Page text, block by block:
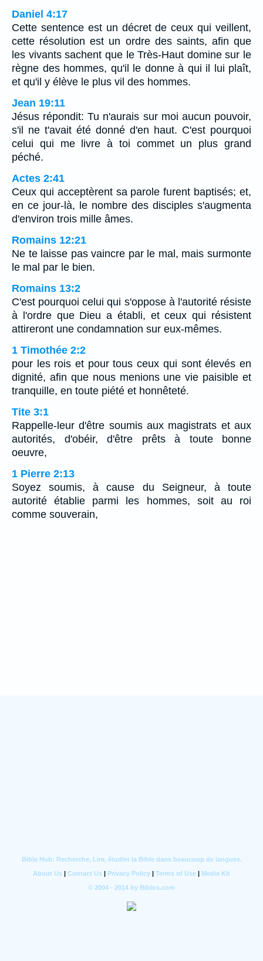
Daniel 4:17
Cette sentence est un décret de ceux qui veillent,
cette résolution est un ordre des saints, afin que
les vivants sachent que le Très-Haut domine sur le
règne des hommes, qu'il le donne à qui il lui plaît,
et qu'il y élève le plus vil des hommes.
Jean 19:11
Jésus répondit: Tu n'aurais sur moi aucun pouvoir,
s'il ne t'avait été donné d'en haut. C'est pourquoi
celui qui me livre à toi commet un plus grand
péché.
Actes 2:41
Ceux qui acceptèrent sa parole furent baptisés; et,
en ce jour-là, le nombre des disciples s'augmenta
d'environ trois mille âmes.
Romains 12:21
Ne te laisse pas vaincre par le mal, mais surmonte
le mal par le bien.
Romains 13:2
C'est pourquoi celui qui s'oppose à l'autorité résiste
à l'ordre que Dieu a établi, et ceux qui résistent
attireront une condamnation sur eux-mêmes.
1 Timothée 2:2
pour les rois et pour tous ceux qui sont élevés en
dignité, afin que nous menions une vie paisible et
tranquille, en toute piété et honnêteté.
Tite 3:1
Rappelle-leur d'être soumis aux magistrats et aux
autorités, d'obéir, d'être prêts à toute bonne
oeuvre,
1 Pierre 2:13
Soyez soumis, à cause du Seigneur, à toute
autorité établie parmi les hommes, soit au roi
comme souverain,